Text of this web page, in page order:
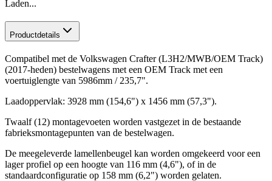
Laden...
Productdetails
Compatibel met de Volkswagen Crafter (L3H2/MWB/OEM Track)
(2017-heden) bestelwagens met een OEM Track met een
voertuiglengte van 5986mm / 235,7".
Laadoppervlak: 3928 mm (154,6") x 1456 mm (57,3").
Twaalf (12) montagevoeten worden vastgezet in de bestaande
fabrieksmontagepunten van de bestelwagen.
De meegeleverde lamellenbeugel kan worden omgekeerd voor een
lager profiel op een hoogte van 116 mm (4,6"), of in de
standaardconfiguratie op 158 mm (6,2") worden gelaten.